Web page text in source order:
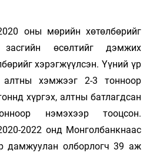
оны мөрийн хөтөлбөрийг
өсөлтийг дэмжих
хэрэгжүүлсэн. Үүний үр
хэмжээг 2-3 тонноор
хүргэх, алтны батлагдсан
нэмэхээр тооцсон.
2022 онд Монголбанкнаас
дамжуулан олборлогч 39 аж